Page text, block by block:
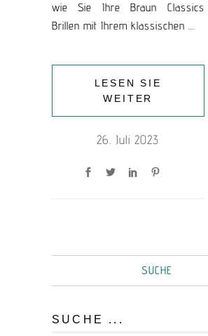
wie Sie Ihre Braun Classics
Brillen mit Ihrem klassischen
LESEN SIE
WEITER
26. Juli 2023
SUCHE
Suche: